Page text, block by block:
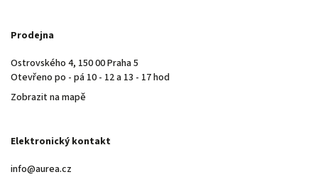
Prodejna
Ostrovského 4, 150 00 Praha 5
Otevřeno po - pá 10 - 12 a 13 - 17 hod
Zobrazit na mapě
Elektronický kontakt
info@aurea.cz